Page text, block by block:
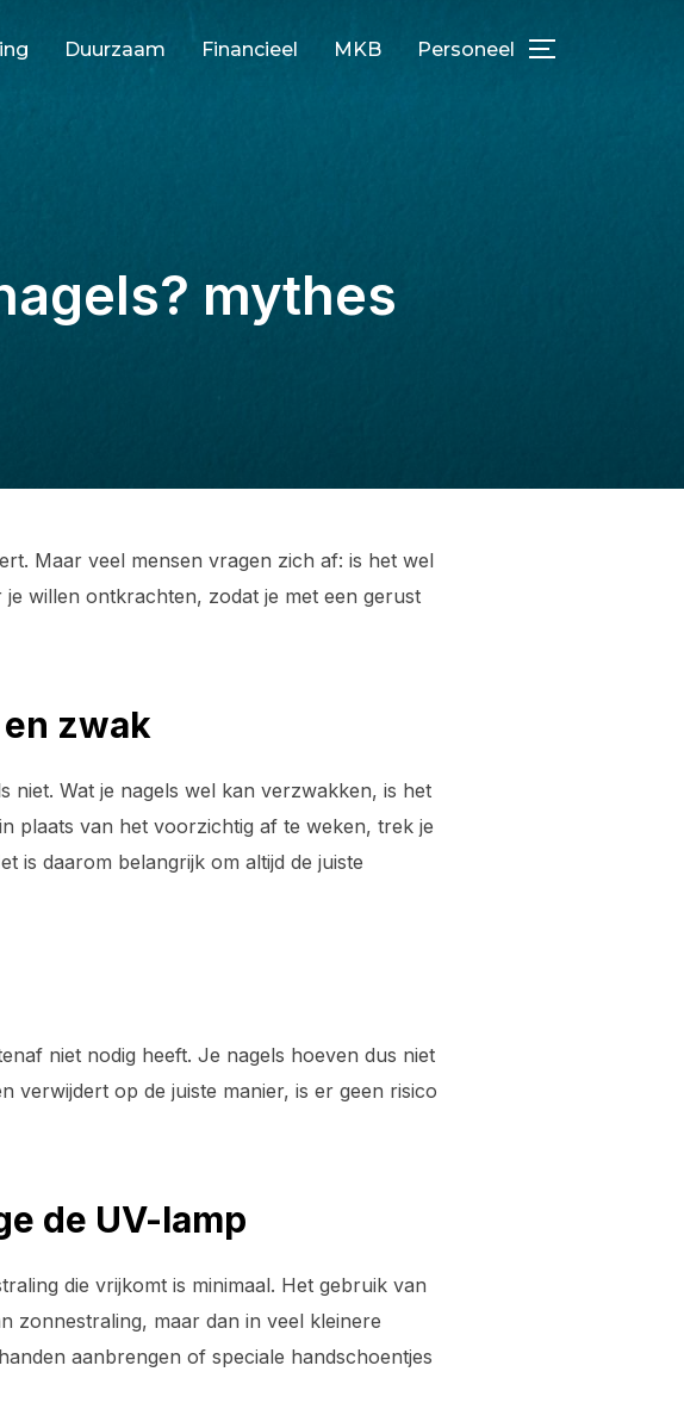
Duurzaam Financieel MKB Personeel TOGGLE
mythes
Maar veel mensen vragen zich af: is het wel
willen ontkrachten, zodat je met een gerust
zwak
niet. Wat je nagels wel kan verzwakken, is het
plaats van het voorzichtig af te weken, trek je
is daarom belangrijk om altijd de juiste
niet nodig heeft. Je nagels hoeven dus niet
verwijdert op de juiste manier, is er geen risico
de UV-lamp
die vrijkomt is minimaal. Het gebruik van
zonnestraling, maar dan in veel kleinere
aanbrengen of speciale handschoentjes